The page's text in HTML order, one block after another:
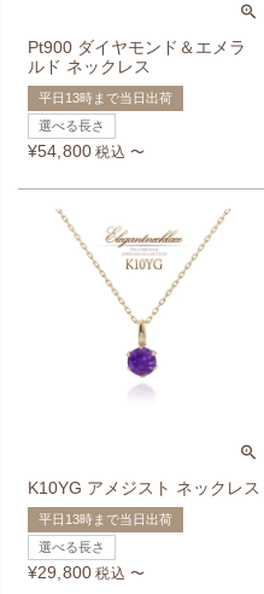
Pt900 ダイヤモンド＆エメラ
ルド ネックレス
平日13時まで当日出荷
選べる長さ
¥54,800 税込 〜
K10YG アメジスト ネックレス
平日13時まで当日出荷
選べる長さ
¥29,800 税込 〜